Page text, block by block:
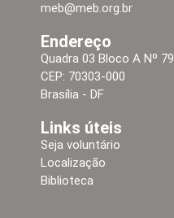
meb@meb.org.br
Endereço
Quadra 03 Bloco A Nº 79
CEP: 70303-000
Brasília - DF
Links úteis
Seja voluntário
Localização
Biblioteca